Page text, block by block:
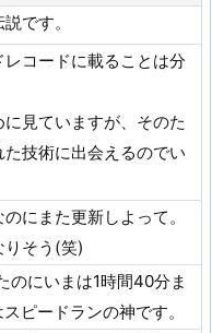
です。
コードに載ることは分
見ていますが、そのた
技術に出会えるのでい
にまた更新しよって。
りそう(笑)
のにいまは1時間40分ま
ピードランの神です。